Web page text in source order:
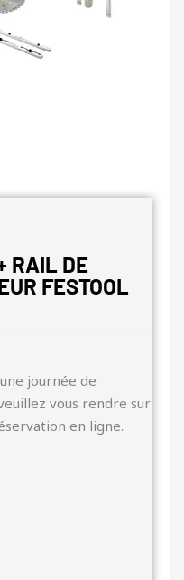
RAIL DE
FESTOOL
journée de
vous rendre sur
en ligne.